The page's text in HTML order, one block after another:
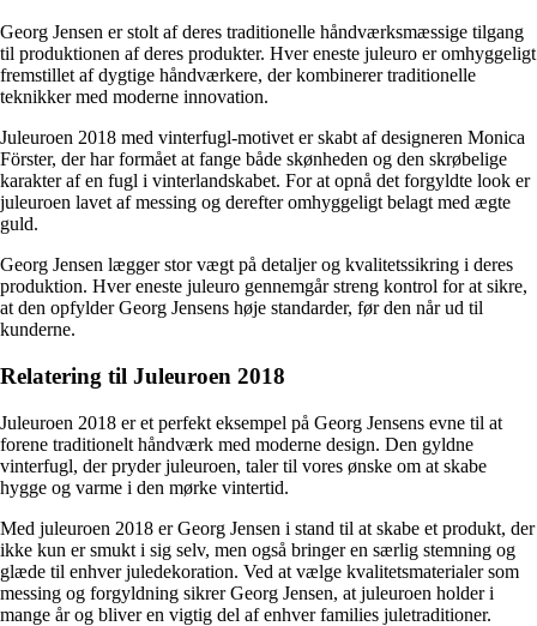
Georg Jensen er stolt af deres traditionelle håndværksmæssige tilgang
til produktionen af deres produkter. Hver eneste juleuro er omhyggeligt
fremstillet af dygtige håndværkere, der kombinerer traditionelle
teknikker med moderne innovation.
Juleuroen 2018 med vinterfugl-motivet er skabt af designeren Monica
Förster, der har formået at fange både skønheden og den skrøbelige
karakter af en fugl i vinterlandskabet. For at opnå det forgyldte look er
juleuroen lavet af messing og derefter omhyggeligt belagt med ægte
guld.
Georg Jensen lægger stor vægt på detaljer og kvalitetssikring i deres
produktion. Hver eneste juleuro gennemgår streng kontrol for at sikre,
at den opfylder Georg Jensens høje standarder, før den når ud til
kunderne.
Relatering til Juleuroen 2018
Juleuroen 2018 er et perfekt eksempel på Georg Jensens evne til at
forene traditionelt håndværk med moderne design. Den gyldne
vinterfugl, der pryder juleuroen, taler til vores ønske om at skabe
hygge og varme i den mørke vintertid.
Med juleuroen 2018 er Georg Jensen i stand til at skabe et produkt, der
ikke kun er smukt i sig selv, men også bringer en særlig stemning og
glæde til enhver juledekoration. Ved at vælge kvalitetsmaterialer som
messing og forgyldning sikrer Georg Jensen, at juleuroen holder i
mange år og bliver en vigtig del af enhver families juletraditioner.